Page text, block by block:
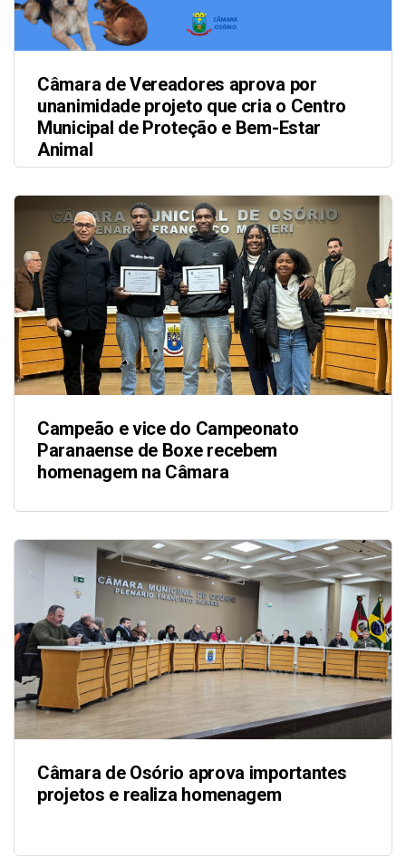
Câmara de Vereadores aprova por
unanimidade projeto que cria o Centro
Municipal de Proteção e Bem-Estar
Animal
Campeão e vice do Campeonato
Paranaense de Boxe recebem
homenagem na Câmara
Câmara de Osório aprova importantes
projetos e realiza homenagem